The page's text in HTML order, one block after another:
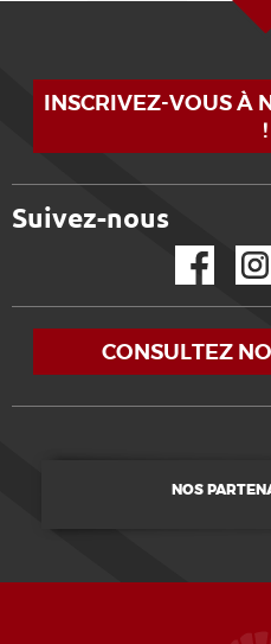
INSCRIVEZ-VOUS À
!
Suivez-nous
CONSULTEZ
NOS